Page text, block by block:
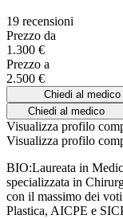
19 recensioni
Prezzo da
1.300 €
Prezzo a
2.500 €
Chiedi al medico
Chiedi al medico
Visualizza profilo
Visualizza profilo
BIO:Laureata in
specializzata in
con il massimo dei
Plastica, AICPE e